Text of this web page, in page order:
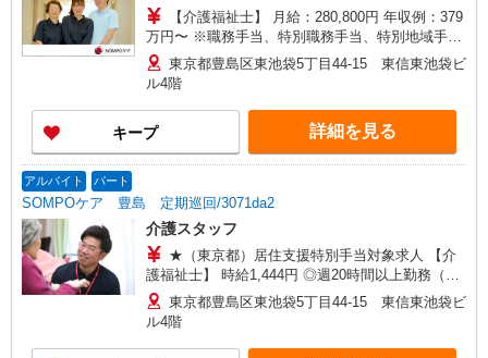
【介護福祉士】 月給：280,800円 年収例：379
万円〜 ※職務手当、特別職務手当、特別地域手
当、（東京都）居住支援特別手当、日祝手当（月
平均2回分）、在宅手当（月平均20回分）等、毎月
平均的に支払われる手当を含みます。 ■深夜勤手
当別途支給：4,000円/回 ■オンコール手当（1,000
円/日）あり ※居住支援特別手当は勤続5年目まで
の方はさらに1万円支給（再入社は除く） ◎賞
外手当支給（超過1分〜）
東京都豊島区東池袋5丁目44-15 東信東池袋ビ
ル4階
キープ 詳細を見る
アルバイト パート
SOMPOケア 豊島 定期巡回/3071da2
介護スタッフ
★（東京都）居住支援特別手当対象求人 【介
護福祉士】 時給1,444円 ◎週20時間以上勤務（社
保加入者）の場合は時給1,494円 【実務者研修・
初任者研修（ヘルパー1級・2級）】 時給1,364円
◎週20時間以上勤務（社保加入者）の場合は時給
1,414円 ※居住支援特別手当は勤続5年目までの方
東京都豊島区東池袋5丁目44-15 東信東池袋ビ
ル4階